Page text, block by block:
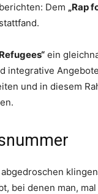
Dem „Rap
ein
integrative
und in diesem
bei denen man,